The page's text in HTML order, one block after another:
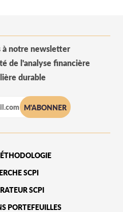
à notre newsletter
de l'analyse financière
durable
SCPI
SCPI
PORTEFEUILLES